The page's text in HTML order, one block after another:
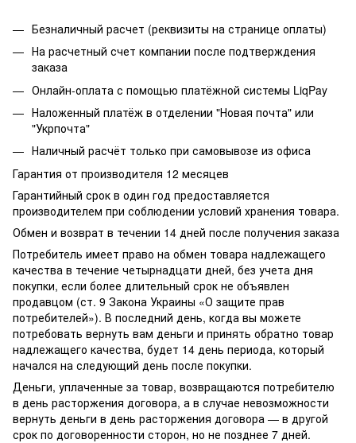
Безналичный расчет (реквизиты на странице оплаты)
На расчетный счет компании после подтверждения
заказа
Онлайн-оплата с помощью платёжной системы LiqPay
Наложенный платёж в отделении "Новая почта" или
"Укрпочта"
Наличный расчёт только при самовывозе из офиса
Гарантия от производителя 12 месяцев
Гарантийный срок в один год предоставляется
производителем при соблюдении условий хранения товара.
Обмен и возврат в течении 14 дней после получения заказа
Потребитель имеет право на обмен товара надлежащего
качества в течение четырнадцати дней, без учета дня
покупки, если более длительный срок не объявлен
продавцом (ст. 9 Закона Украины «О защите прав
потребителей»). В последний день, когда вы можете
потребовать вернуть вам деньги и принять обратно товар
надлежащего качества, будет 14 день периода, который
начался на следующий день после покупки.
Деньги, уплаченные за товар, возвращаются потребителю
в день расторжения договора, а в случае невозможности
вернуть деньги в день расторжения договора — в другой
срок по договоренности сторон, но не позднее 7 дней.